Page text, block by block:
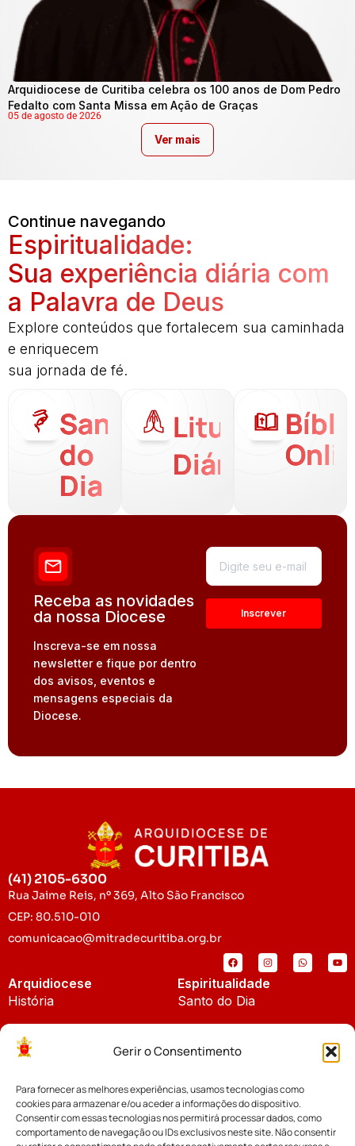
Gerir o Consentimento
Para fornecer as melhores experiências, usamos tecnologias como
cookies para armazenar e/ou aceder a informações do dispositivo.
Consentir com essas tecnologias nos permitirá processar dados, como
comportamento de navegação ou IDs exclusivos neste site. Não consentir
Arquidiocese de Curitiba celebra os 100 anos de Dom Pedro
Fedalto com Santa Missa em Ação de Graças
05 de agosto de 2026
Ver mais
Continue navegando
Espiritualidade:
Sua experiência diária com
a Palavra de Deus
Explore conteúdos que fortalecem sua caminhada
e enriquecem
sua jornada de fé.
Santo
do
Dia
Liturgia
Diária
Receba as novidades
da nossa Diocese
Inscreva-se em nossa
newsletter e fique por dentro
dos avisos, eventos e
mensagens especiais da
Diocese.
(41) 2105-6300
Rua Jaime Reis, nº 369, Alto São Francisco
CEP: 80.510-010
comunicacao@mitradecuritiba.org.br
Arquidiocese
História
Padroeira
Espiritualidade
Santo do Dia
Notícias
Notícias da Arquidiocese
Cúria Diocesana
Fundo Diocesano